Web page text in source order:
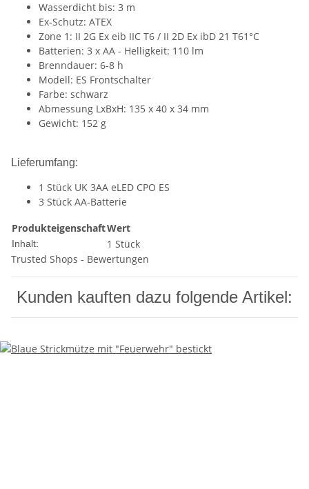
Wasserdicht bis: 3 m
Ex-Schutz: ATEX
Zone 1: II 2G Ex eib IIC T6 / II 2D Ex ibD 21 T61°C
Batterien: 3 x AA - Helligkeit: 110 lm
Brenndauer: 6-8 h
Modell: ES Frontschalter
Farbe: schwarz
Abmessung LxBxH: 135 x 40 x 34 mm
Gewicht: 152 g
Lieferumfang:
1 Stück UK 3AA eLED CPO ES
3 Stück AA-Batterie
ProdukteigenschaftWert
Inhalt:
1 Stück
Trusted Shops - Bewertungen
Kunden kauften dazu folgende Artikel: